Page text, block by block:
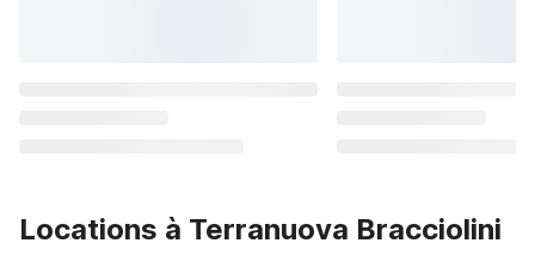
Locations à Terranuova Bracciolini